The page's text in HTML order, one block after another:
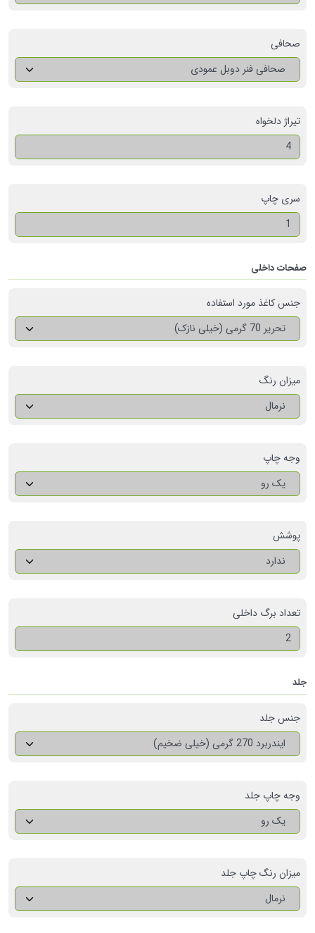
صفحات داخلی
میزان رنگ
نرمال
جنس کاغذ مورد استفاده
تحریر 70 گرمی (خیلی نازک)
وجه چاپ
یک رو
پوشش
ندارد
صحافی
صحافی فنر دوبل عمودی
جلد
وجه چاپ جلد
یک رو
جنس جلد
ایندربرد 270 گرمی (خیلی ضخیم)
میزان رنگ چاپ جلد
نرمال
تعداد برگ داخلی
تیراژ دلخواه
سری چاپ